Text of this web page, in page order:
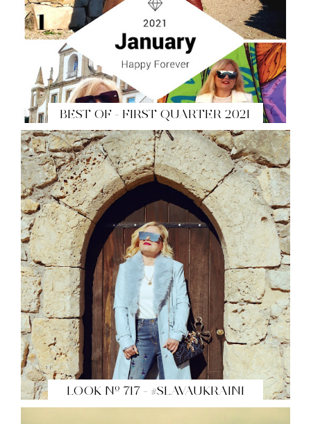
BEST OF - FIRST QUARTER 2021
LOOK Nº 717 - #SLAVAUKRAINI